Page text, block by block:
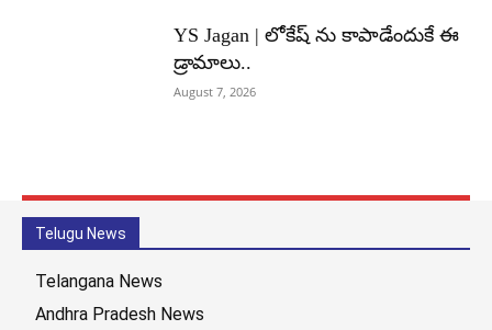
YS Jagan | లోకేష్ ను కాపాడేందుకే ఈ
డ్రామాలు..
August 7, 2026
Telugu News
Telangana News
Andhra Pradesh News